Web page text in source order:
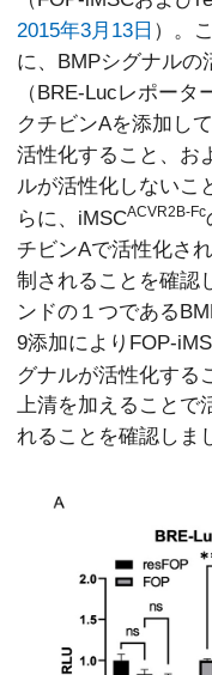
2015年3月13日 ）。
に、BMPシグナルの
（BRE-Lucレポー
クチビンAを添加し
活性化すること、お
ルが活性化しないこ
らに、iMSCACVR2B-Fc
チビンAで活性化さ
制されることを確認
ンドの１つである
9添加によりFOP-
グナルが活性化する
上清を加えること
れることを確認しま